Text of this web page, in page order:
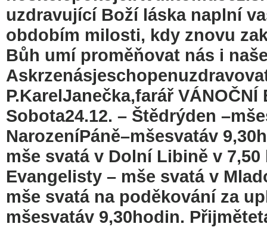
uzdravující Boží láska naplní
obdobím milosti, kdy znovu
Bůh umí proměňovat nás i
P.KarelJanečka,farář VÁNOČNÍ
Sobota24.12. – Štědrýden
NarozeníPáně–mšesvatáv
mše svatá v Dolní Libině v
Evangelisty – mše svatá v
mše svatá na poděkování za
mšesvatáv 9,30hodin.